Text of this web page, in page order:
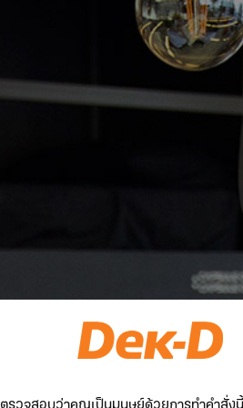
ตรวจสอบว่าคุณเป็นมนุษย์ด้วยการทำคำสั่งนี้